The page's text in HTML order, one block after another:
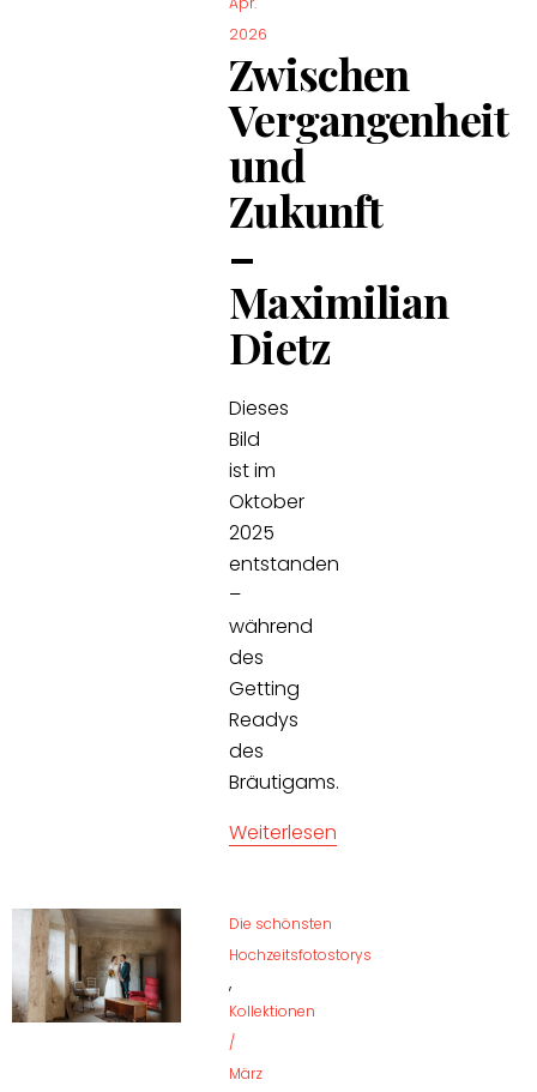
2026
Zwischen
Vergangenheit
und
Zukunft
–
Maximilian
Dietz
Dieses
Bild
ist im
Oktober
2025
entstanden
–
während
des
Getting
Readys
des
Bräutigams.
Weiterlesen
Die schönsten
Hochzeitsfotostorys
,
Kollektionen
/
März